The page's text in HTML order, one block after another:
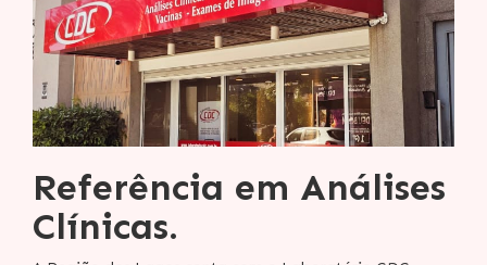
Referência em Análises
Clínicas.